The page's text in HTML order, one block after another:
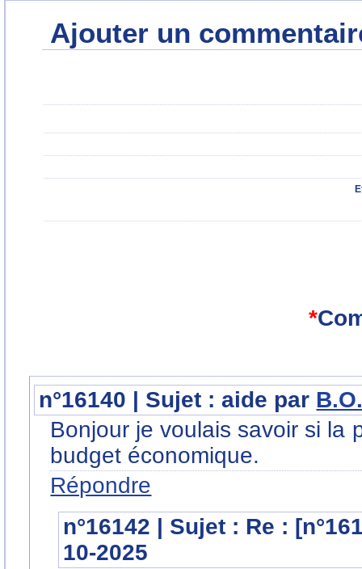
Ajouter un
*
n°16140 | Sujet : aide par
Bonjour je voulais savoir si la
budget économique.
Répondre
n°16142 | Sujet : Re :
10-2025